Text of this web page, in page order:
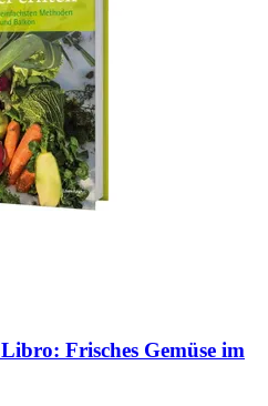
Libro: Frisches Gemüse im